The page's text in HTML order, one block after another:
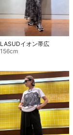
LASUDイオン帯広
156cm